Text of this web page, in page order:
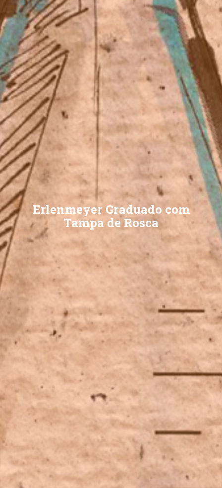
Erlenmeyer Graduado com
Tampa de Rosca